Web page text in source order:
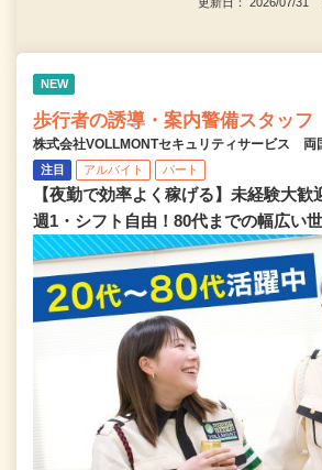
NEW
歩行者の誘導・案内警備スタッフ
株式会社VOLLMONTセキュリティサービス 両
注目 アルバイト パート
【夜勤で効率よく稼げる】未経験大歓
週1・シフト自由！80代までの幅広い